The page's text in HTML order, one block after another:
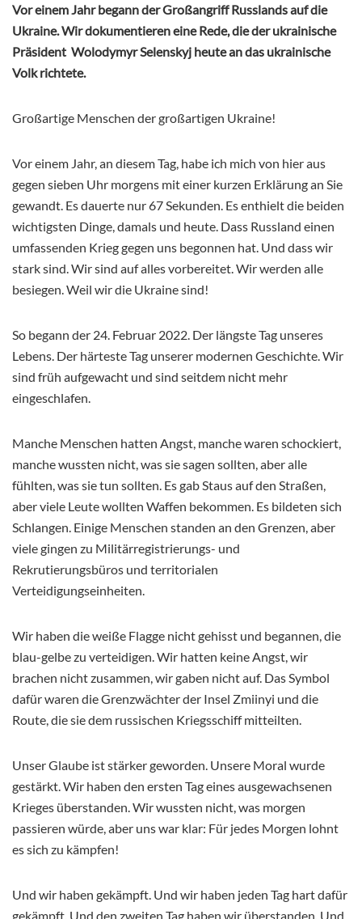
Vor einem Jahr begann der Großangriff Russlands auf die
Ukraine. Wir dokumentieren eine Rede, die der ukrainische
Präsident Wolodymyr Selenskyj heute an das ukrainische
Volk richtete.
Großartige Menschen der großartigen Ukraine!
Vor einem Jahr, an diesem Tag, habe ich mich von hier aus
gegen sieben Uhr morgens mit einer kurzen Erklärung an Sie
gewandt. Es dauerte nur 67 Sekunden. Es enthielt die beiden
wichtigsten Dinge, damals und heute. Dass Russland einen
umfassenden Krieg gegen uns begonnen hat. Und dass wir
stark sind. Wir sind auf alles vorbereitet. Wir werden alle
besiegen. Weil wir die Ukraine sind!
So begann der 24. Februar 2022. Der längste Tag unseres
Lebens. Der härteste Tag unserer modernen Geschichte. Wir
sind früh aufgewacht und sind seitdem nicht mehr
eingeschlafen.
Manche Menschen hatten Angst, manche waren schockiert,
manche wussten nicht, was sie sagen sollten, aber alle
fühlten, was sie tun sollten. Es gab Staus auf den Straßen,
aber viele Leute wollten Waffen bekommen. Es bildeten sich
Schlangen. Einige Menschen standen an den Grenzen, aber
viele gingen zu Militärregistrierungs- und
Rekrutierungsbüros und territorialen
Verteidigungseinheiten.
Wir haben die weiße Flagge nicht gehisst und begannen, die
blau-gelbe zu verteidigen. Wir hatten keine Angst, wir
brachen nicht zusammen, wir gaben nicht auf. Das Symbol
dafür waren die Grenzwächter der Insel Zmiinyi und die
Route, die sie dem russischen Kriegsschiff mitteilten.
Unser Glaube ist stärker geworden. Unsere Moral wurde
gestärkt. Wir haben den ersten Tag eines ausgewachsenen
Krieges überstanden. Wir wussten nicht, was morgen
passieren würde, aber uns war klar: Für jedes Morgen lohnt
es sich zu kämpfen!
Und wir haben gekämpft. Und wir haben jeden Tag hart dafür
gekämpft. Und den zweiten Tag haben wir überstanden. Und